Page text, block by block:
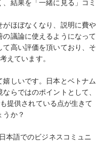
結果を「一緒に見る」コミ
ほぼなくなり、説明に費や
の議論に使えるようになって
高い評価を頂いており、そ
えています。
しいです。日本とベトナム
らではのポイントとして、
提供されている点が生きて
うか？
本語でのビジネスコミュニ